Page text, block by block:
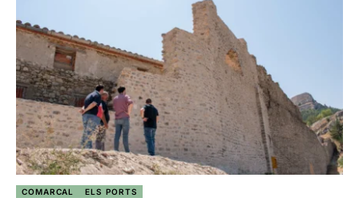
COMARCAL ELS PORTS